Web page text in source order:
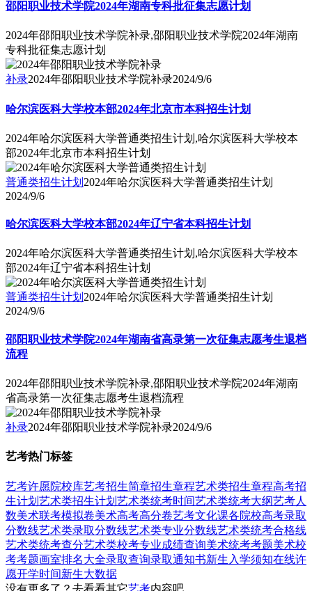
邵阳职业技术学院2024年湖南专科批征集志愿计划
2024年邵阳职业技术学院补录,邵阳职业技术学院2024年湖南
专科批征集志愿计划
补录2024年邵阳职业技术学院补录2024/9/6
哈尔滨医科大学校本部2024年北京市本科招生计划
2024年哈尔滨医科大学普通类招生计划,哈尔滨医科大学校本
部2024年北京市本科招生计划
普通类招生计划 2024年哈尔滨医科大学普通类招生计划
2024/9/6
哈尔滨医科大学校本部2024年辽宁省本科招生计划
2024年哈尔滨医科大学普通类招生计划,哈尔滨医科大学校本
部2024年辽宁省本科招生计划
普通类招生计划 2024年哈尔滨医科大学普通类招生计划
2024/9/6
邵阳职业技术学院2024年湖南省高录第一次征集志愿考生退档
流程
2024年邵阳职业技术学院补录,邵阳职业技术学院2024年湖南
省高录第一次征集志愿考生退档流程
补录2024年邵阳职业技术学院补录2024/9/6
艺考热门标签
艺考许愿院校库艺考招生简章招生章程艺术类招生章程高考招
生计划 艺术类招生计划 艺术类统考时间艺术类统考大纲艺考人
数美术联考模拟卷美术高考高分卷艺考文化课各院校高考录取
分数线艺术类录取分数线艺术类专业分数线艺术类统考合格线
艺术类统考查分艺术类校考专业成绩查询美术统考考题美术校
考考题画室排名大全录取查询录取通知书新生入学须知在线许
愿开学时间新生大数据
没有更多了？去看看其它艺考内容吧